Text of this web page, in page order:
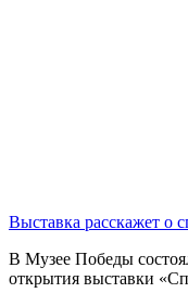
Выставка расскажет о
В Музее Победы
открытия выставки